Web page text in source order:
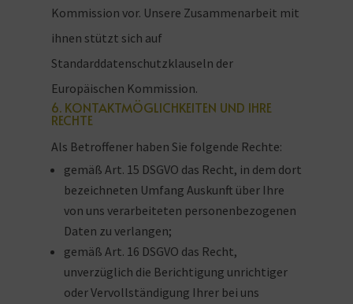
Kommission vor. Unsere Zusammenarbeit mit
ihnen stützt sich auf
Standarddatenschutzklauseln der
Europäischen Kommission.
6. KONTAKTMÖGLICHKEITEN UND IHRE
RECHTE
Als Betroffener haben Sie folgende Rechte:
gemäß Art. 15 DSGVO das Recht, in dem dort
bezeichneten Umfang Auskunft über Ihre
von uns verarbeiteten personenbezogenen
Daten zu verlangen;
gemäß Art. 16 DSGVO das Recht,
unverzüglich die Berichtigung unrichtiger
oder Vervollständigung Ihrer bei uns